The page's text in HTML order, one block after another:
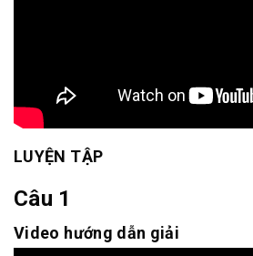
LUYỆN TẬP
Câu 1
Video hướng dẫn giải